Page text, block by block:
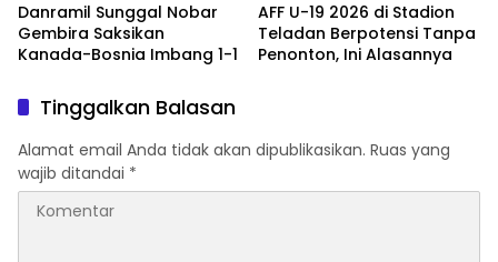
Danramil Sunggal Nobar
Gembira Saksikan
Kanada-Bosnia Imbang 1-1
AFF U-19 2026 di Stadion
Teladan Berpotensi Tanpa
Penonton, Ini Alasannya
Tinggalkan Balasan
Alamat email Anda tidak akan dipublikasikan. Ruas yang
wajib ditandai *